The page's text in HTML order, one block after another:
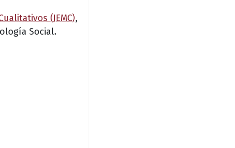
(JEMC),
Social.